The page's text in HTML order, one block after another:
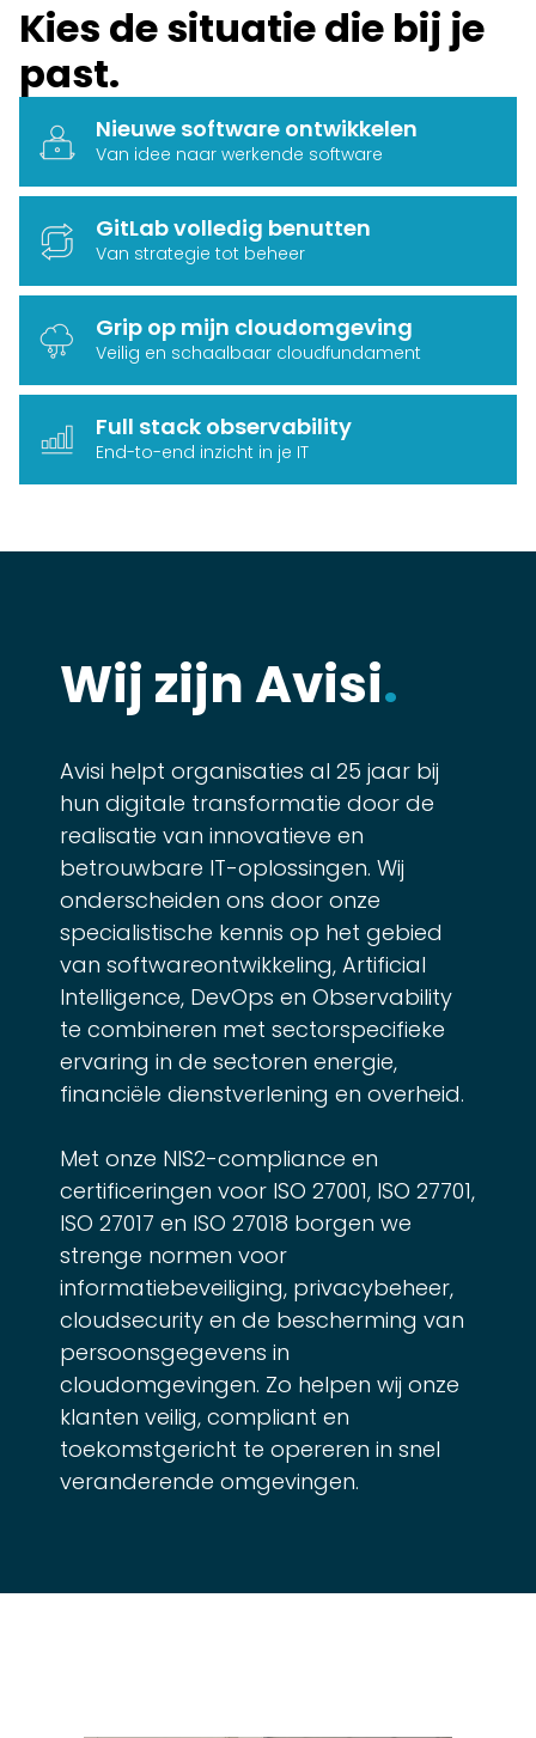
Kies de situatie die bij je
past.
Nieuwe software ontwikkelen
Van idee naar werkende software
GitLab volledig benutten
Van strategie tot beheer
Grip op mijn cloudomgeving
Veilig en schaalbaar cloudfundament
Full stack observability
End-to-end inzicht in je IT
Wij zijn Avisi.
Avisi helpt organisaties al 25 jaar bij
hun digitale transformatie door de
realisatie van innovatieve en
betrouwbare IT-oplossingen. Wij
onderscheiden ons door onze
specialistische kennis op het gebied
van softwareontwikkeling, Artificial
Intelligence, DevOps en Observability
te combineren met sectorspecifieke
ervaring in de sectoren energie,
financiële dienstverlening en overheid.
Met onze NIS2-compliance en
certificeringen voor ISO 27001, ISO 27701,
ISO 27017 en ISO 27018 borgen we
strenge normen voor
informatiebeveiliging, privacybeheer,
cloudsecurity en de bescherming van
persoonsgegevens in
cloudomgevingen. Zo helpen wij onze
klanten veilig, compliant en
toekomstgericht te opereren in snel
veranderende omgevingen.